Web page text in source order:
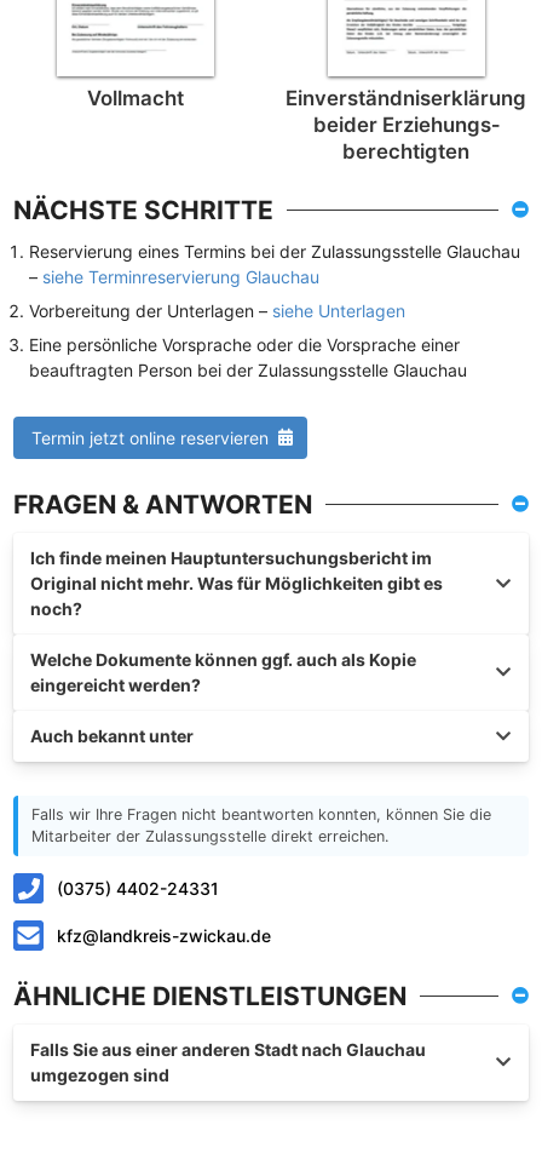
Vollmacht
Einverständnis­erklärung
beider Erziehungs­
berechtigten
NÄCHSTE SCHRITTE
Reservierung eines Termins bei der Zulassungsstelle Glauchau
– siehe Terminreservierung Glauchau
Vorbereitung der Unterlagen – siehe Unterlagen
Eine persönliche Vorsprache oder die Vorsprache einer
beauftragten Person bei der Zulassungsstelle Glauchau
Termin jetzt online reservieren
FRAGEN & ANTWORTEN
Ich finde meinen Hauptuntersuchungsbericht im
Original nicht mehr. Was für Möglichkeiten gibt es
noch?
Welche Dokumente können ggf. auch als Kopie
eingereicht werden?
Auch bekannt unter
Falls wir Ihre Fragen nicht beantworten konnten, können Sie die
Mitarbeiter der Zulassungsstelle direkt erreichen.
(0375) 4402-24331
kfz@landkreis-zwickau.de
ÄHNLICHE DIENSTLEISTUNGEN
Falls Sie aus einer anderen Stadt nach Glauchau
umgezogen sind